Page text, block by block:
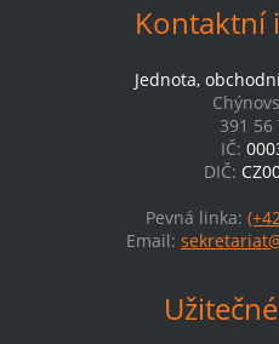
Kontaktní
Jednota,
391 56
IČ:
DIČ:
Pevná linka:
Email: